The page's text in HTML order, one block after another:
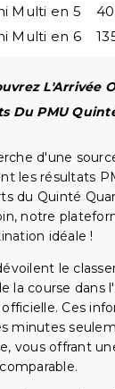
Multi en 5
Multi en 6
L'Arrivée
Du PMU
d'une
les résultats
du Quinté
notre
idéale !
le
la course dans
Ces
minutes
vous offrant